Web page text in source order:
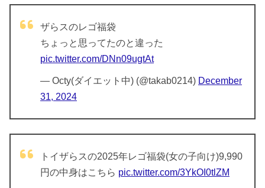
ザらスのレゴ福袋
ちょっと思ってたのと違った
pic.twitter.com/DNn09ugtAt
— Octy(ダイエット中) (@takab0214) December
31, 2024
トイザらスの2025年レゴ福袋(女の子向け)9,990
円の中身はこちら pic.twitter.com/3YkOI0tlZM